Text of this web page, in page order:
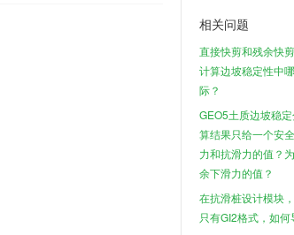
相关问题
直接快剪和残余快
计算边坡稳定性中
际？
GEO5土质边坡稳
算结果只给一个安
力和抗滑力的值？
余下滑力的值？
在抗滑桩设计模块
只有GI2格式，如何